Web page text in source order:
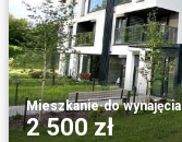
Mieszkanie·do wynajęcia
2 500 zł